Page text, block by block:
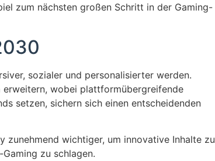
zum nächsten großen Schritt in der Gaming-
sozialer und personalisierter werden.
erweitern, wobei plattformübergreifende
setzen, sichern sich einen entscheidenden
zunehmend wichtiger, um innovative Inhalte zu
zu schlagen.